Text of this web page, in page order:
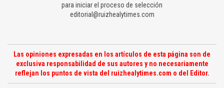
para iniciar el proceso de selección
editorial@ruizhealytimes.com
Las opiniones expresadas en los artículos de esta página son de
exclusiva responsabilidad de sus autores y no necesariamente
reflejan los puntos de vista del ruizhealytimes.com o del Editor.